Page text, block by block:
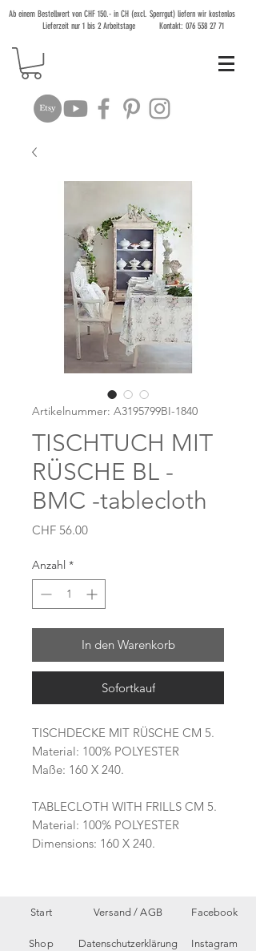
Ab einem Bestellwert von CHF 150.- in CH (excl. Sperrgut) liefern wir kostenlos
Lieferzeit nur 1 bis 2 Arbeitstage Kontakt: 076 538 27 71
Artikelnummer: A3195799BI-1840
TISCHTUCH MIT
RÜSCHE BL -
BMC -tablecloth
CHF 56.00Preis
Anzahl *
In den Warenkorb
Sofortkauf
TISCHDECKE MIT RÜSCHE CM 5.
Material: 100% POLYESTER
Maße: 160 X 240.
TABLECLOTH WITH FRILLS CM 5.
Material: 100% POLYESTER
Dimensions: 160 X 240.
Start
Shop
Versand /AGB
Datenschutzerklärung
Facebook
Instagram